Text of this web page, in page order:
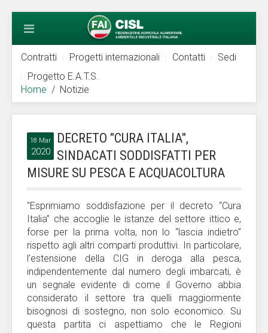
Contratti Progetti internazionali Contatti
Sedi
Progetto E.A.T.S.
Home
Notizie
18 Mar
2020
DECRETO "CURA ITALIA",
SINDACATI SODDISFATTI PER
MISURE SU PESCA E ACQUACOLTURA
"Esprimiamo soddisfazione per il decreto “Cura
Italia” che accoglie le istanze del settore ittico e,
forse per la prima volta, non lo “lascia indietro”
rispetto agli altri comparti produttivi. In particolare,
l’estensione della CIG in deroga alla pesca,
indipendentemente dal numero degli imbarcati, è
un segnale evidente di come il Governo abbia
considerato il settore tra quelli maggiormente
bisognosi di sostegno, non solo economico. Su
questa partita ci aspettiamo che le Regioni